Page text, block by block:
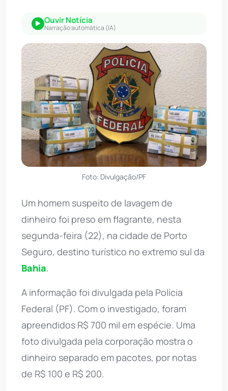
Ouvir Notícia
Narração automática (IA)
Foto: Divulgação/PF
Um homem suspeito de lavagem de
dinheiro foi preso em flagrante, nesta
segunda-feira (22), na cidade de Porto
Seguro, destino turístico no extremo sul da
Bahia.
A informação foi divulgada pela Polícia
Federal (PF). Com o investigado, foram
apreendidos R$ 700 mil em espécie. Uma
foto divulgada pela corporação mostra o
dinheiro separado em pacotes, por notas
de R$ 100 e R$ 200.